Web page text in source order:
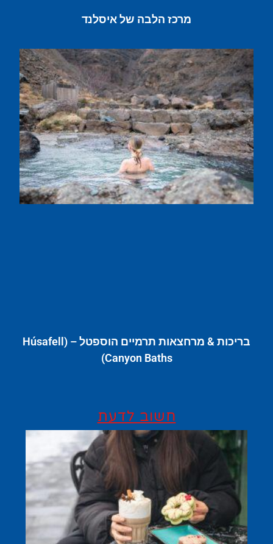
מרכז הלבה של איסלנד
בריכות & מרחצאות תרמיים הוספטל – (Húsafell
Canyon Baths)
חשוב לדעת